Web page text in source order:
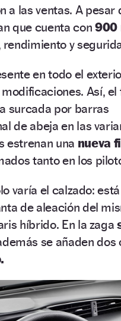
a las ventas. A
que cuenta con 900
y
en todo el
Así, el
surcada por barras
de abeja en las
estrenan una nueva
tanto en los
varía el calzado:
de aleación del
híbrido. En la zaga
se añaden